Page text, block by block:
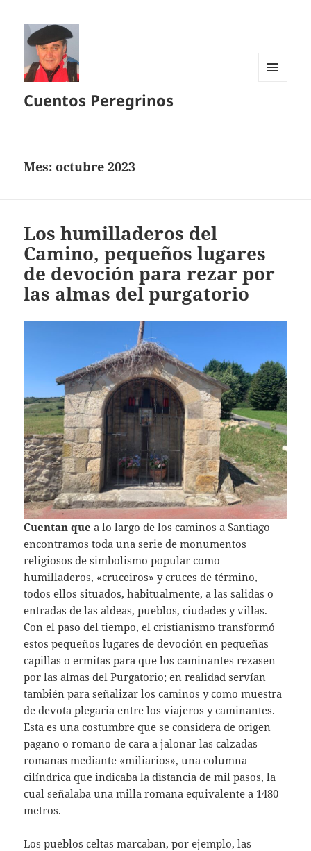
Cuentos Peregrinos
Mes:octubre 2023
Los humilladeros del
Camino, pequeños lugares
de devoción para rezar por
las almas del purgatorio
Cuentan que a lo largo de los caminos a Santiago
encontramos toda una serie de monumentos
religiosos de simbolismo popular como
humilladeros, «cruceiros» y cruces de término,
todos ellos situados, habitualmente, a las salidas o
entradas de las aldeas, pueblos, ciudades y villas.
Con el paso del tiempo, el cristianismo transformó
estos pequeños lugares de devoción en pequeñas
capillas o ermitas para que los caminantes rezasen
por las almas del Purgatorio; en realidad servían
también para señalizar los caminos y como muestra
de devota plegaria entre los viajeros y caminantes.
Esta es una costumbre que se considera de origen
pagano o romano de cara a jalonar las calzadas
romanas mediante «miliarios», una columna
cilíndrica que indicaba la distancia de mil pasos, la
cual señalaba una milla romana equivalente a 1480
metros.
Los pueblos celtas marcaban, por ejemplo, las